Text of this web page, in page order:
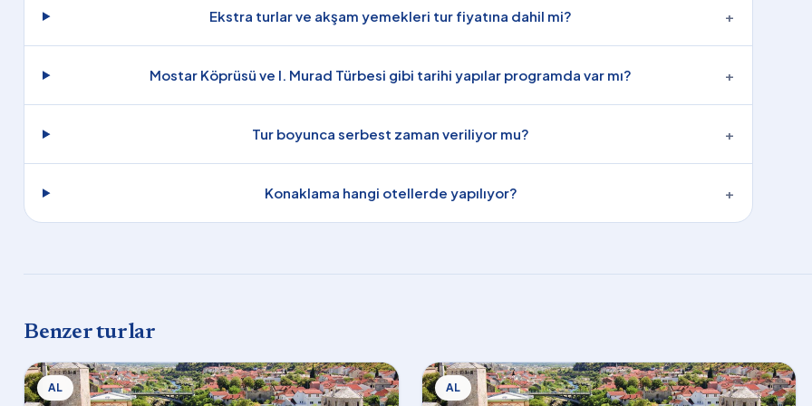
Ekstra turlar ve akşam yemekleri tur fiyatına dahil mi? +
Mostar Köprüsü ve I. Murad Türbesi gibi tarihi yapılar programda var mı? +
Tur boyunca serbest zaman veriliyor mu? +
Konaklama hangi otellerde yapılıyor? +
Benzer turlar
AL AL